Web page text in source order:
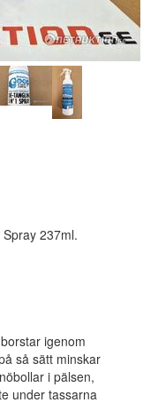
237ml.
igenom
så sätt minskar
i pälsen,
under tassarna